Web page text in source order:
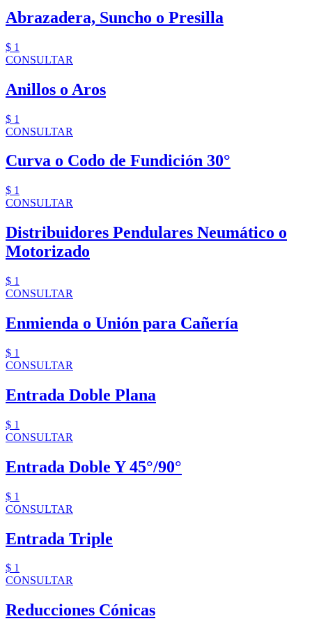
Abrazadera, Suncho o Presilla
$ 1
CONSULTAR
Anillos o Aros
$ 1
CONSULTAR
Curva o Codo de Fundición 30°
$ 1
CONSULTAR
Distribuidores Pendulares Neumático o
Motorizado
$ 1
CONSULTAR
Enmienda o Unión para Cañería
$ 1
CONSULTAR
Entrada Doble Plana
$ 1
CONSULTAR
Entrada Doble Y 45°/90°
$ 1
CONSULTAR
Entrada Triple
$ 1
CONSULTAR
Reducciones Cónicas